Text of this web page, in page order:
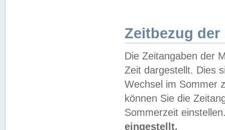
Zeitbezug der
Die Zeitangaben der
Zeit dargestellt. Dies
Wechsel im Sommer
können Sie die
Sommerzeit
eingestellt.